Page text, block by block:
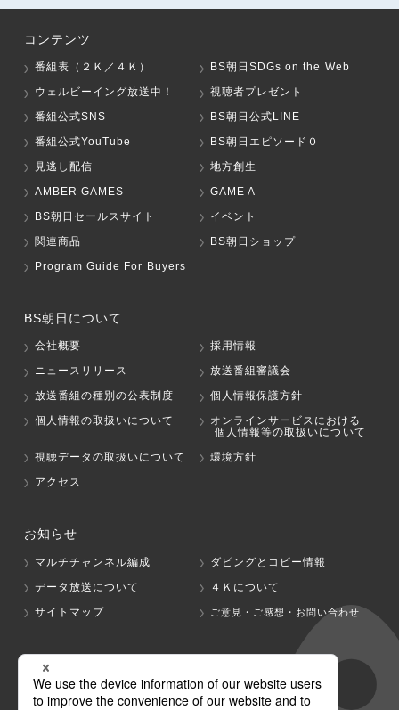
コンテンツ
番組表（２Ｋ／４Ｋ）
BS朝日SDGs on the Web
ウェルビーイング放送中！
視聴者プレゼント
番組公式SNS
BS朝日公式LINE
番組公式YouTube
BS朝日エピソード０
見逃し配信
地方創生
AMBER GAMES
GAME A
BS朝日セールスサイト
イベント
関連商品
BS朝日ショップ
Program Guide For Buyers
BS朝日について
会社概要
採用情報
ニュースリリース
放送番組審議会
放送番組の種別の公表制度
個人情報保護方針
個人情報の取扱いについて
オンラインサービスにおける
個人情報等の取扱いについて
視聴データの取扱いについて
環境方針
アクセス
お知らせ
マルチチャンネル編成
ダビングとコピー情報
データ放送について
４Ｋについて
サイトマップ
ご意見・ご感想・お問い合わせ
グループ会社
テレビ朝日 テレ朝チャンネル